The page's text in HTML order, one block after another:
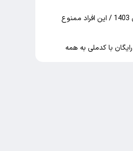
شرایط گرفتن پاسپورت در سال 1403 / این افراد ممنوع